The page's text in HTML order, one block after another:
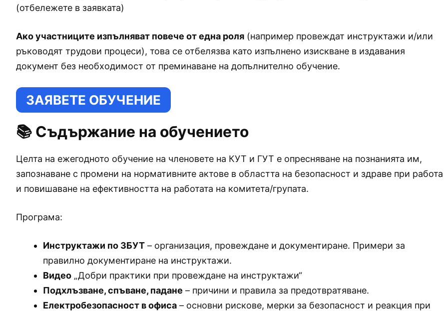
(отбележете в заявката)
Ако участниците изпълняват повече от една роля (например провеждат инструктажи и/или
ръководят трудови процеси), това се отбелязва като изпълнено изискване в издавания
документ без необходимост от преминаване на допълнително обучение.
ЗАЯВЕТЕ ОБУЧЕНИЕ
📚 Съдържание на обучението
Целта на ежегодното обучение на членовете на КУТ и ГУТ е опресняване на познанията им,
запознаване с промени на нормативните актове в областта на безопасност и здраве при работа
и повишаване на ефективността на работата на комитета/групата.
Програма:
Инструктажи по ЗБУТ – организация, провеждане и документиране. Примери за
правилно документиране на инструктажи.
Видео „Добри практики при провеждане на инструктажи“
Подхлъзване, спъване, падане – причини и правила за предотвратяване.
Електробезопасност в офиса – основни рискове, мерки за безопасност и реакция при